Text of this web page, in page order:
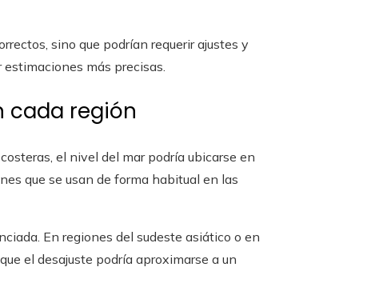
sino que podrían requerir ajustes y
más precisas.
cada región
el nivel del mar podría ubicarse en
que se usan de forma habitual en las
En regiones del sudeste asiático o en
el desajuste podría aproximarse a un